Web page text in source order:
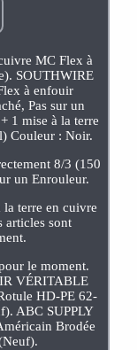
MC Flex à
SOUTHWIRE
à enfouir
Pas sur un
1 mise à la terre
Couleur : Noir.
8/3 (150
un Enrouleur.
terre en cuivre
articles sont
le moment.
VÉRITABLE
HD-PE 62-
ABC SUPPLY
Brodée